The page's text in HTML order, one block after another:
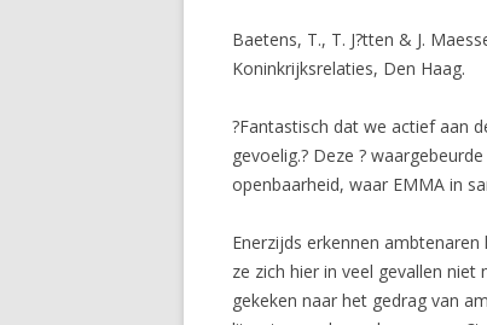
Baetens, T., T. J?tten & J.
Koninkrijksrelaties, Den Haag.
?Fantastisch dat we actief aan
gevoelig.? Deze ?
openbaarheid, waar EMMA in
Enerzijds erkennen
ze zich hier in veel gevallen
gekeken naar het gedrag van